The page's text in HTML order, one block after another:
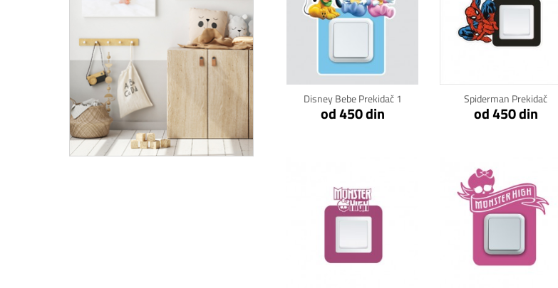
Disney Bebe Prekidač 1
od 450 din
Spiderman Prekidač
od 450 din
Klikni za detalje
Klikni za detalje Klikni za detalje